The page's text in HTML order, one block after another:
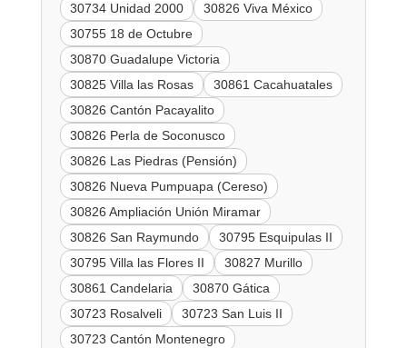
30734 Unidad 2000
30826 Viva México
30755 18 de Octubre
30870 Guadalupe Victoria
30825 Villa las Rosas
30861 Cacahuatales
30826 Cantón Pacayalito
30826 Perla de Soconusco
30826 Las Piedras (Pensión)
30826 Nueva Pumpuapa (Cereso)
30826 Ampliación Unión Miramar
30826 San Raymundo
30795 Esquipulas II
30795 Villa las Flores II
30827 Murillo
30861 Candelaria
30870 Gática
30723 Rosalveli
30723 San Luis II
30723 Cantón Montenegro